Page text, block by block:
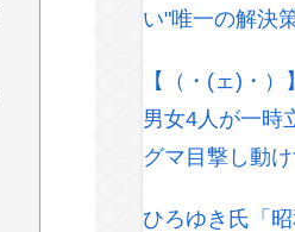
い"唯一の解決
【（・(ェ)・
男女4人が一時
グマ目撃し動
ひろゆき氏「